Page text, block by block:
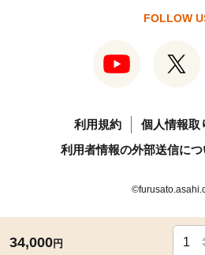
34,000円
FOLLOW
利用規約
個人情報取
利用者情報の外部送信につ